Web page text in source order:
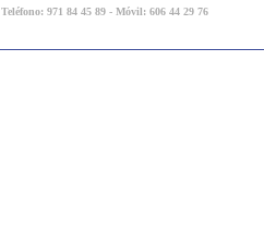
Teléfono: 971 84 45 89 - Móvil: 606 44 29 76